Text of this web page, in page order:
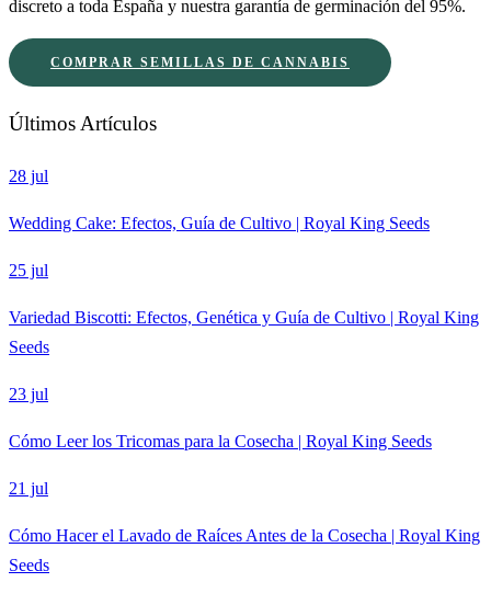
discreto a toda España y nuestra garantía de germinación del 95%.
COMPRAR SEMILLAS DE CANNABIS
Últimos Artículos
28 jul
Wedding Cake: Efectos, Guía de Cultivo | Royal King Seeds
25 jul
Variedad Biscotti: Efectos, Genética y Guía de Cultivo | Royal King
Seeds
23 jul
Cómo Leer los Tricomas para la Cosecha | Royal King Seeds
21 jul
Cómo Hacer el Lavado de Raíces Antes de la Cosecha | Royal King
Seeds